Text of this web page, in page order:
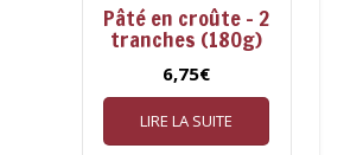
Pâté en croûte – 2
tranches (180g)
6,75€
LIRE LA SUITE